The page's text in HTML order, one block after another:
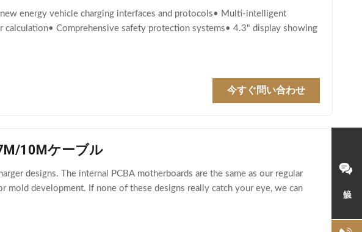
energy vehicle charging interfaces and protocols• Multi-intelligent
Comprehensive safety protection systems• 4.3" display showing
今すぐ問い合わせ
10Mケーブル
designs. The internal PCBA motherboards are the same as our regular
mold development. If none of these designs really catch your eye, we can